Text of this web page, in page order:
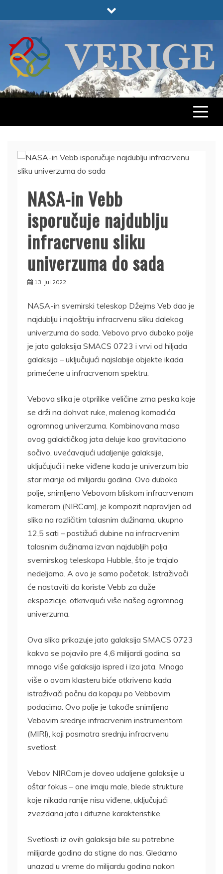
to
VERIGE
ODABRANO
NASA-in Vebb
isporučuje najdublju
infracrvenu sliku
univerzuma do sada
13. jul 2022.
NASA-in svemirski teleskop Džejms Veb dao je
najdublju i najoštriju infracrvenu sliku dalekog
univerzuma do sada. Vebovo prvo duboko polje
je jato galaksija SMACS 0723 i vrvi od hiljada
galaksija – uključujući najslabije objekte ikada
primećene u infracrvenom spektru.
Vebova slika je otprilike veličine zrna peska koje
se drži na dohvat ruke, malenog komadića
ogromnog univerzuma. Kombinovana masa
ovog galaktičkog jata deluje kao gravitaciono
sočivo, uvećavajući udaljenije galaksije,
uključujući i neke viđene kada je univerzum bio
star manje od milijardu godina. Ovo duboko
polje, snimljeno Vebovom bliskom infracrvenom
kamerom (NIRCam), je kompozit napravljen od
slika na različitim talasnim dužinama, ukupno
12,5 sati – postižući dubine na infracrvenim
talasnim dužinama izvan najdubljih polja
svemirskog teleskopa Hubble, što je trajalo
nedeljama. A ovo je samo početak. Istraživači
će nastaviti da koriste Vebb za duže
ekspozicije, otkrivajući više našeg ogromnog
univerzuma.
Ova slika prikazuje jato galaksija SMACS 0723
kakvo se pojavilo pre 4,6 milijardi godina, sa
mnogo više galaksija ispred i iza jata. Mnogo
više o ovom klasteru biće otkriveno kada
istraživači počnu da kopaju po Vebbovim
podacima. Ovo polje je takođe snimljeno
Vebovim srednje infracrvenim instrumentom
(MIRI), koji posmatra srednju infracrvenu
svetlost.
Vebov NIRCam je doveo udaljene galaksije u
oštar fokus – one imaju male, blede strukture
koje nikada ranije nisu viđene, uključujući
zvezdana jata i difuzne karakteristike.
Svetlosti iz ovih galaksija bile su potrebne
milijarde godina da stigne do nas. Gledamo
unazad u vreme do milijardu godina nakon